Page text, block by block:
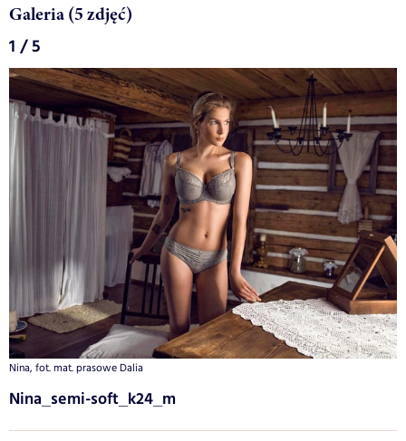
Galeria (5 zdjęć)
1 / 5
Nina, fot. mat. prasowe Dalia
Nina_semi-soft_k24_m